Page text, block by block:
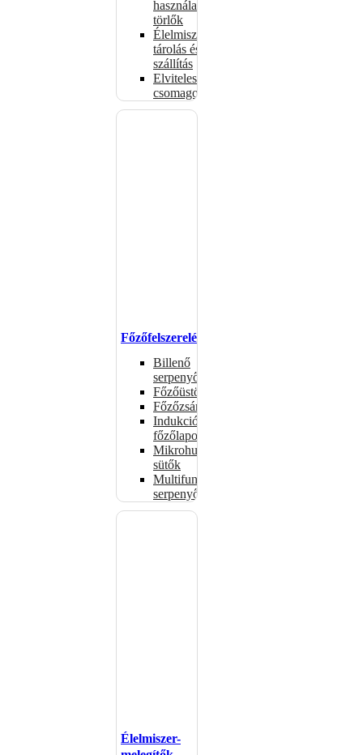
használatos
törlők
Élelmiszer-
tárolás és
szállítás
Elviteles
csomagolóanyagok
Főzőfelszerelések
Billenő
serpenyők
Főzőüstök
Főzőzsámolyok
Indukciós
főzőlapok
Mikrohullámú
sütők
Multifunkciós
serpenyők
Élelmiszer-